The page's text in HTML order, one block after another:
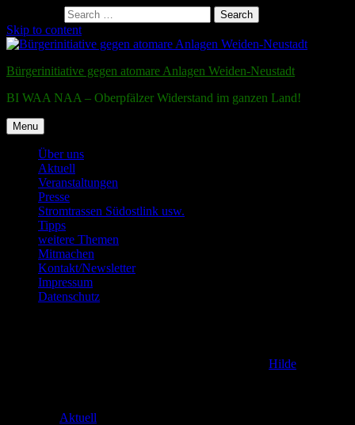
Search
Skip to content
Bürgerinitiative gegen atomare Anlagen Weiden-Neustadt
BI WAA NAA – Oberpfälzer Widerstand im ganzen Land!
Menu
Über uns
Aktuell
Veranstaltungen
Presse
Stromtrassen Südostlink usw.
Tipps
weitere Themen
Mitmachen
Kontakt/Newsletter
Impressum
Datenschutz
Hilde
Aktuell